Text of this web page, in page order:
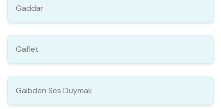
Gaddar
Gaflet
Gaibden Ses Duymak